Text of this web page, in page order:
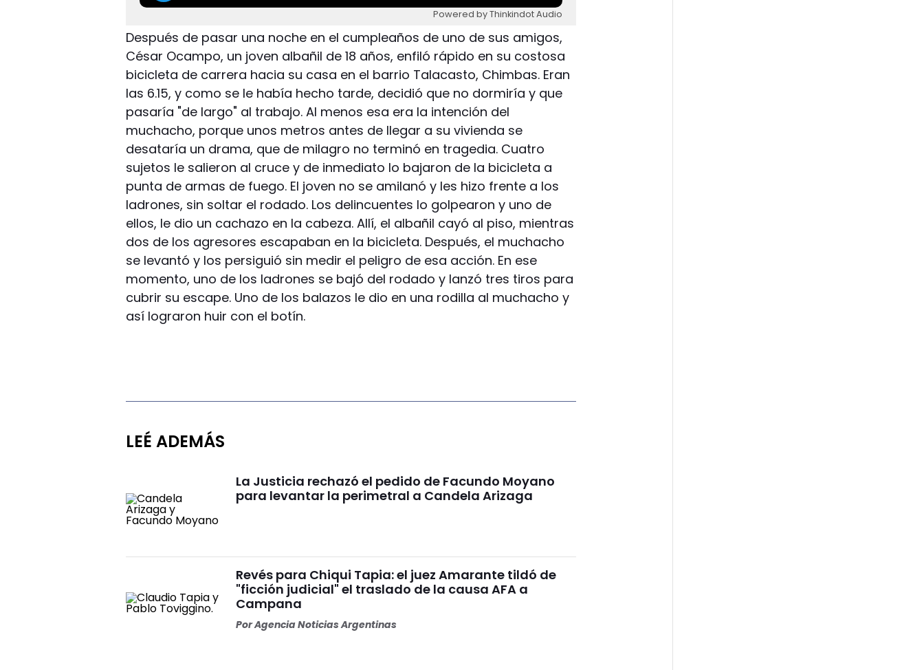
Powered by Thinkindot Audio
Después de pasar una noche en el cumpleaños de uno de sus amigos,
César Ocampo, un joven albañil de 18 años, enfiló rápido en su costosa
bicicleta de carrera hacia su casa en el barrio Talacasto, Chimbas. Eran
las 6.15, y como se le había hecho tarde, decidió que no dormiría y que
pasaría "de largo" al trabajo. Al menos esa era la intención del
muchacho, porque unos metros antes de llegar a su vivienda se
desataría un drama, que de milagro no terminó en tragedia. Cuatro
sujetos le salieron al cruce y de inmediato lo bajaron de la bicicleta a
punta de armas de fuego. El joven no se amilanó y les hizo frente a los
ladrones, sin soltar el rodado. Los delincuentes lo golpearon y uno de
ellos, le dio un cachazo en la cabeza. Allí, el albañil cayó al piso, mientras
dos de los agresores escapaban en la bicicleta. Después, el muchacho
se levantó y los persiguió sin medir el peligro de esa acción. En ese
momento, uno de los ladrones se bajó del rodado y lanzó tres tiros para
cubrir su escape. Uno de los balazos le dio en una rodilla al muchacho y
así lograron huir con el botín.
LEÉ ADEMÁS
La Justicia rechazó el pedido de Facundo Moyano
para levantar la perimetral a Candela Arizaga
Revés para Chiqui Tapia: el juez Amarante tildó de
"ficción judicial" el traslado de la causa AFA a
Campana
PorAgencia Noticias Argentinas